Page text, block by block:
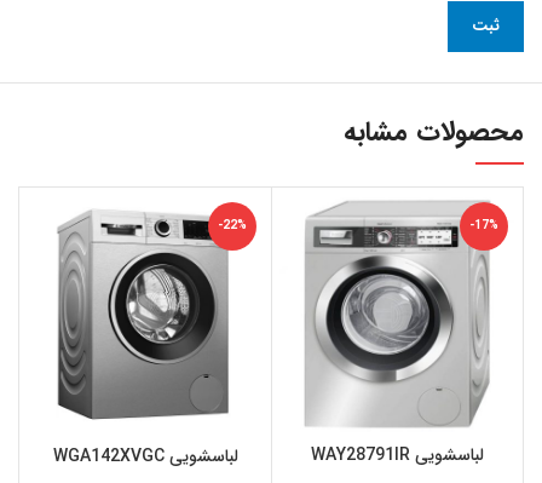
محصولات مشابه
-17%
لباسشویی WAY28791IR
-22%
لباسشویی WGA142XVGC